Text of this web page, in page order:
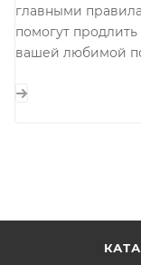
главными
помогут
вашей любимой